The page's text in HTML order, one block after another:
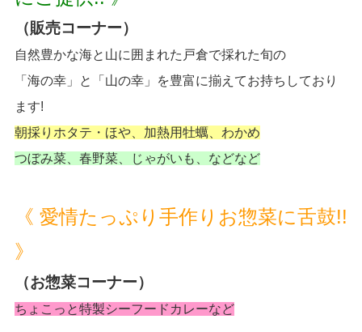
（販売コーナー）
自然豊かな海と山に囲まれた戸倉で採れた旬の
「海の幸」と「山の幸」を豊富に揃えてお持ちしており
ます!
朝採りホタテ・ほや、加熱用牡蠣、わかめ
つぼみ菜、春野菜、じゃがいも、などなど
《 愛情たっぷり手作りお惣菜に舌鼓!!
》
（お惣菜コーナー）
ちょこっと特製シーフードカレーなど